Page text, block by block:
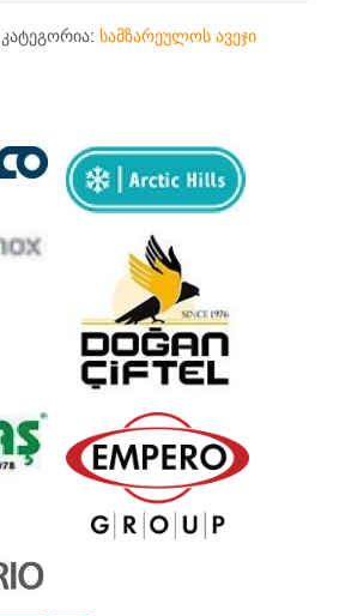
კატეგორია: სამზარეულოს ავეჯი